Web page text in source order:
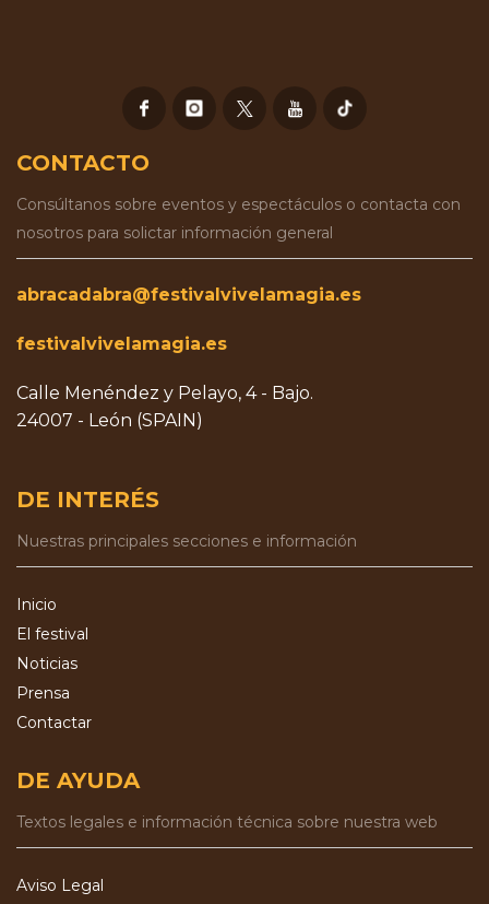
CONTACTO
Consúltanos sobre eventos y espectáculos o contacta con
nosotros para solictar información general
abracadabra@festivalvivelamagia.es
festivalvivelamagia.es
Calle Menéndez y Pelayo, 4 - Bajo.
24007 - León (SPAIN)
DE INTERÉS
Nuestras principales secciones e información
Inicio
El festival
Noticias
Prensa
Contactar
DE AYUDA
Textos legales e información técnica sobre nuestra web
Aviso Legal